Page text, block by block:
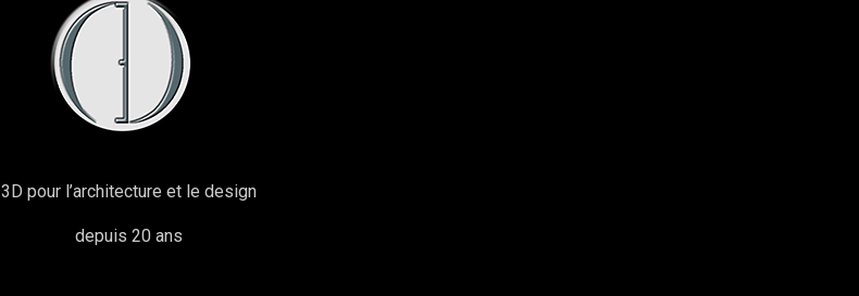
3D pour l’architecture et le design
depuis 20 ans